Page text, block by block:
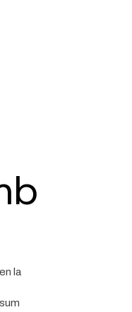
la